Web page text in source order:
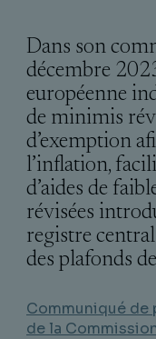
Dans son
décembre
européenne
de minimis
d’exemption
l’inflation,
d’aides de
révisées
registre
des plafonds
Communiqué de
de la